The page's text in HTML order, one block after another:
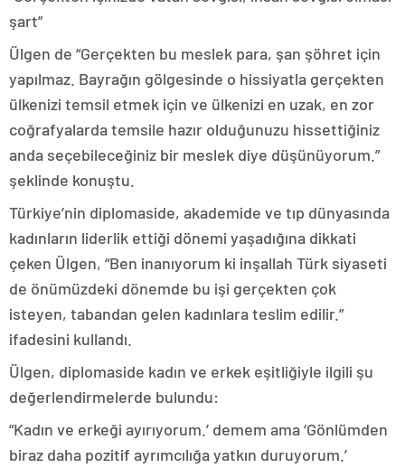
şart”
Ülgen de “Gerçekten bu meslek para, şan şöhret için
yapılmaz. Bayrağın gölgesinde o hissiyatla gerçekten
ülkenizi temsil etmek için ve ülkenizi en uzak, en zor
coğrafyalarda temsile hazır olduğunuzu hissettiğiniz
anda seçebileceğiniz bir meslek diye düşünüyorum.”
şeklinde konuştu.
Türkiye’nin diplomaside, akademide ve tıp dünyasında
kadınların liderlik ettiği dönemi yaşadığına dikkati
çeken Ülgen, “Ben inanıyorum ki inşallah Türk siyaseti
de önümüzdeki dönemde bu işi gerçekten çok
isteyen, tabandan gelen kadınlara teslim edilir.”
ifadesini kullandı.
Ülgen, diplomaside kadın ve erkek eşitliğiyle ilgili şu
değerlendirmelerde bulundu:
“Kadın ve erkeği ayırıyorum.’ demem ama ‘Gönlümden
biraz daha pozitif ayrımcılığa yatkın duruyorum.’